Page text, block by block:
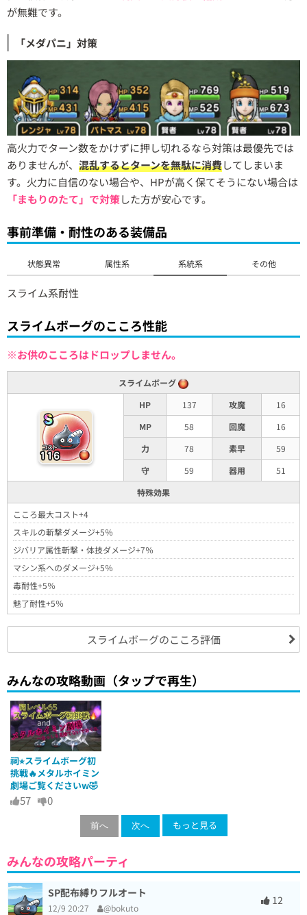
が無難です。
「メダパニ」対策
高火力でターン数をかけずに押し切れるなら対策は最優先では
ありませんが、 混乱するとターンを無駄に消費してしまいま
す。火力に自信のない場合や、HPが高く保てそうにない場合は
「まもりのたて」で対策した方が安心です。
事前準備・耐性のある装備品
状態異常 属性系 系統系 その他
スライム系耐性
スライムボーグのこころ性能
※お供のこころはドロップしません。
スライムボーグ
HP
137 攻魔
16
MP
58 回魔
16
力
78 素早
59
守
59 器用
51
特殊効果
こころ最大コスト+4
スキルの斬撃ダメージ+5％
ジバリア属性斬撃・体技ダメージ+7％
マシン系へのダメージ+5％
毒耐性+5％
魅了耐性+5％
スライムボーグのこころ評価
みんなの攻略動画（タップで再生）
祠⭐︎スライムボーグ初
挑戦🔥メタルホイミン
劇場ご覧くださいw🤣
57 0
前へ 次へ もっと見る
みんなの攻略パーティ
SP配布縛りフルオート
12/9 20:27 @bokuto
12